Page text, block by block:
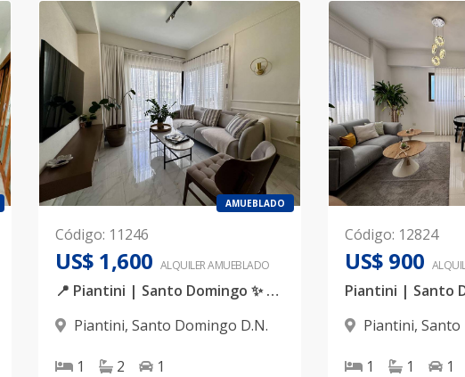
AMUEBLADO
Código: 11246
US$ 1,600 ALQUILERAMUEBLADO
📍 Piantini | Santo Domingo ✨ Vive en el corazón de la ciudad ✨ Disponible en alquiler moderno y elegante apartamento de 1 habitación completamente amueblado, ubicado en una de las zonas más exclusivas y demandadas de Santo Domingo: Piantini.
Piantini, Santo Domingo D.N.
1 2 1
Código: 12824
US$ 900
Piantini, Santo
1 1 1